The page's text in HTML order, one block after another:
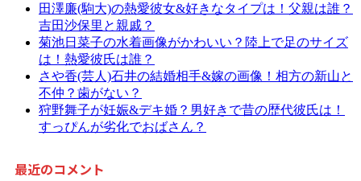
田澤廉(駒大)の熱愛彼女&好きなタイプは！父親は誰？
吉田沙保里と親戚？
菊池日菜子の水着画像がかわいい？陸上で足のサイズ
は！熱愛彼氏は誰？
さや香(芸人)石井の結婚相手&嫁の画像！相方の新山と
不仲？歯がない？
狩野舞子が妊娠&デキ婚？男好きで昔の歴代彼氏は！
すっぴんが劣化でおばさん？
最近のコメント